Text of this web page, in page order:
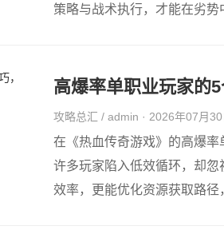
策略与战术执行，才能在劣势
高爆率单职业玩家的
攻略总汇 / admin · 2026年07月30
在《热血传奇游戏》的高爆率
许多玩家陷入低效循环，却
效率，更能优化资源获取路